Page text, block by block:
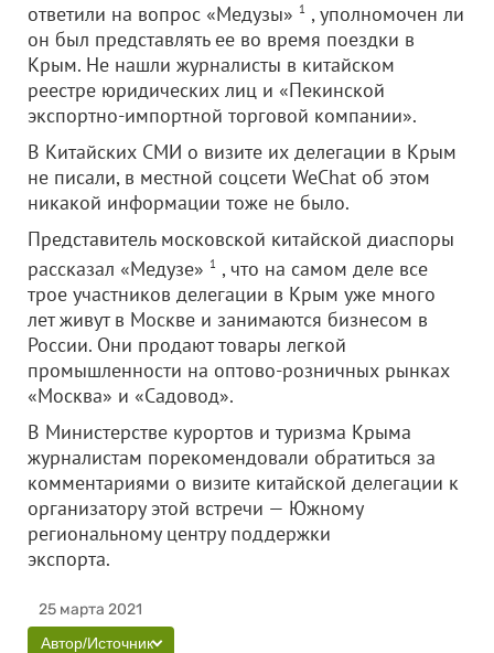
ответили на вопрос «Медузы» 1 , уполномочен ли
он был представлять ее во время поездки в
Крым. Не нашли журналисты в китайском
реестре юридических лиц и «Пекинской
экспортно-импортной торговой компании».
В Китайских СМИ о визите их делегации в Крым
не писали, в местной соцсети WeChat об этом
никакой информации тоже не было.
Представитель московской китайской диаспоры
рассказал «Медузе» 1 , что на самом деле все
трое участников делегации в Крым уже много
лет живут в Москве и занимаются бизнесом в
России. Они продают товары легкой
промышленности на оптово-розничных рынках
«Москва» и «Садовод».
В Министерстве курортов и туризма Крыма
журналистам порекомендовали обратиться за
комментариями о визите китайской делегации к
организатору этой встречи — Южному
региональному центру поддержки
экспорта.
25 марта 2021
Автор/Источник